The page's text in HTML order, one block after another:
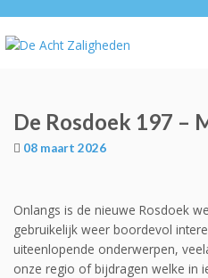
De Rosdoek 197 –
08 maart 2026
Onlangs is de nieuwe Rosdoek
gebruikelijk weer boordevol
uiteenlopende onderwerpen,
onze regio of bijdragen welke in